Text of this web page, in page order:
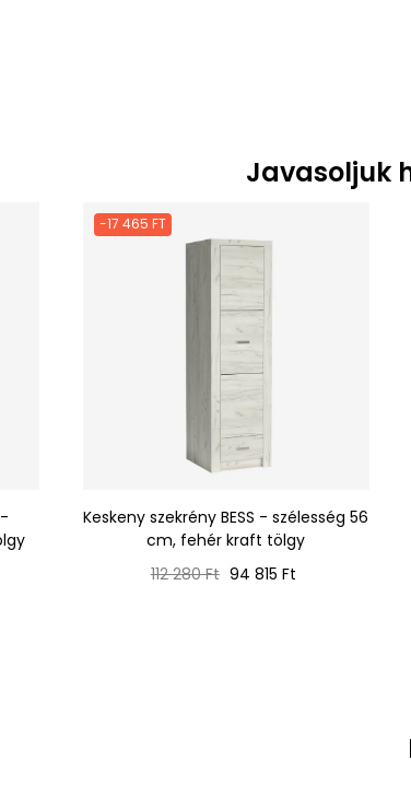
Javasoljuk
-17 465 FT
Keskeny szekrény BESS - szélesség 56
cm, fehér kraft tölgy
Normál
112 280 Ft Ár
94 815 Ft